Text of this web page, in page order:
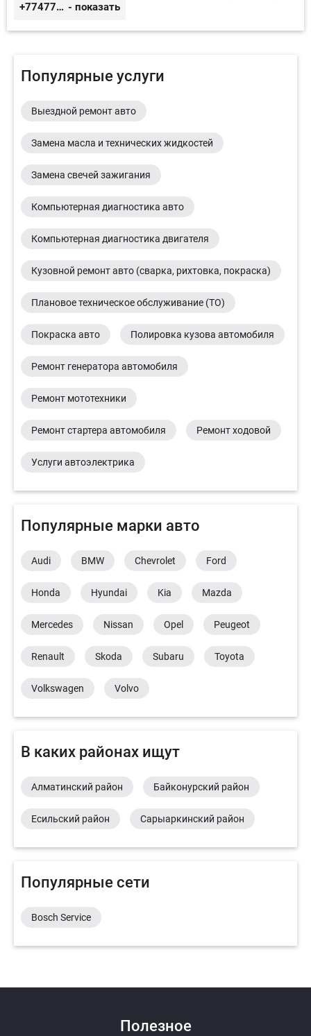
+77477024715 - показать
Популярные услуги
Выездной ремонт авто
Замена масла и технических жидкостей
Замена свечей зажигания
Компьютерная диагностика авто
Компьютерная диагностика двигателя
Кузовной ремонт авто (сварка, рихтовка, покраска)
Плановое техническое обслуживание (ТО)
Покраска авто Полировка кузова автомобиля
Ремонт генератора автомобиля
Ремонт мототехники
Ремонт стартера автомобиля Ремонт ходовой
Услуги автоэлектрика
Популярные марки авто
Audi BMW Chevrolet Ford
Honda Hyundai Kia Mazda
Mercedes Nissan Opel Peugeot
Renault Skoda Subaru Toyota
Volkswagen Volvo
В каких районах ищут
Алматинский район Байконурский район
Есильский район Сарыаркинский район
Популярные сети
Bosch Service
Полезное